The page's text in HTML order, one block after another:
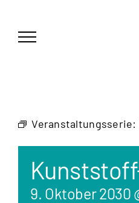
springen
Veranstaltungsserie:
9. Oktober 2030